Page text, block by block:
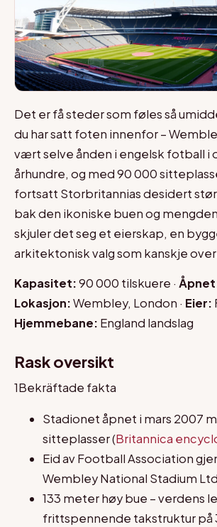
Det er få steder som føles så
du har satt foten innenfor –
vært selve ånden i engelsk fotball i
århundre, og med 90 000
fortsatt Storbritannias desidert
bak den ikoniske buen og
skjuler det seg et eierskap, en
arkitektonisk valg som kanskje
Kapasitet:90 000 tilskuere ·
Lokasjon:Wembley, London · Eier:
Hjemmebane: England landslag
Rask oversikt
1Bekräftade fakta
Stadionet åpnet i mars 2007
sitteplasser (Britannica
Eid av Football Association
Wembley National Stadium
133 meter høy bue – verdens
frittspennende takstruktur på